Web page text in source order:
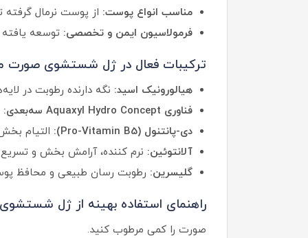
مناسب انواع پوست: از پوست نرمال
فرمولاسیون ایمن و تخصصی: توسعه‌
ترکیبات فعال در ژل شستشوی صورت
هیالورونیک اسید: نگه‌ دارنده رطوبت در
فناوری Aquaxyl Hydro Concept سه‌بعدی:
دی-پانتنول (Pro-Vitamin B5):
التیام‌
آلانتوئین: نرم‌ کننده، آرامش‌ بخش و
گلیسرین: رطوبت‌ رسان طبیعی و محافظ
راهنمای استفاده بهینه از ژل
صورت را کمی مرطوب کنید.